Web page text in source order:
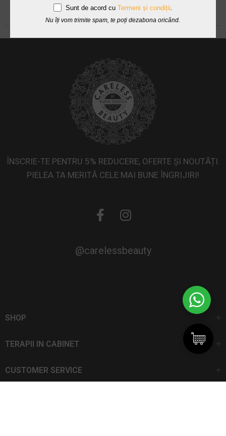
ÎNSCRIE-TE PENTRU 5% REDUCERE, OFERTE ȘI NOUTĂȚI.
PIELEA TA MERITĂ CELE MAI BUNE ÎNGRIJIRI!
@carelessbeauty
SHOP
TERAPII IN CABINET
CUSTOMER SERVICE
Sunt de acord cu Termeni și condiții.
Nu îți vom trimite spam, te poți dezabona oricând.